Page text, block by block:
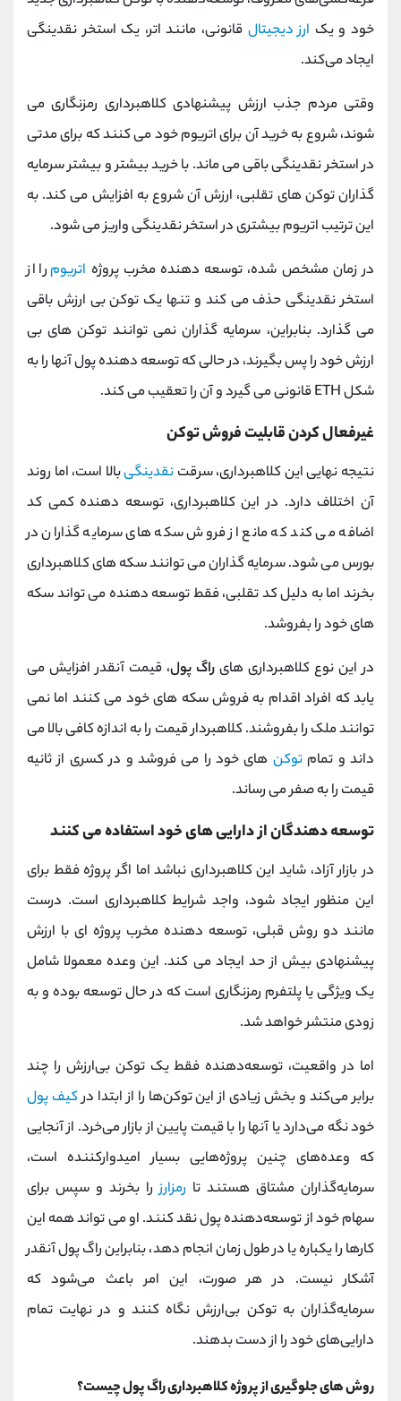
خود و یک ارز دیجیتال قانونی، مانند اتر، یک استخر نقدینگی
ایجاد می‌کند.
وقتی مردم جذب ارزش پیشنهادی کلاهبرداری رمزنگاری می
شوند، شروع به خرید آن برای اتریوم خود می کنند که برای مدتی
در استخر نقدینگی باقی می ماند. با خرید بیشتر و بیشتر سرمایه
گذاران توکن های تقلبی، ارزش آن شروع به افزایش می کند. به
این ترتیب اتریوم بیشتری در استخر نقدینگی واریز می شود.
در زمان مشخص شده، توسعه دهنده مخرب پروژه اتریوم را از
استخر نقدینگی حذف می کند و تنها یک توکن بی ارزش باقی
می گذارد. بنابراین، سرمایه گذاران نمی توانند توکن های بی
ارزش خود را پس بگیرند، در حالی که توسعه دهنده پول آنها را به
شکل ETH قانونی می گیرد و آن را تعقیب می کند.
غیرفعال کردن قابلیت فروش توکن
نتیجه نهایی این کلاهبرداری، سرقت نقدینگیبالا است، اما روند
آن اختلاف دارد. در این کلاهبرداری، توسعه دهنده کمی کد
اضافه می کند که مانع از فروش سکه های سرمایه گذاران در
بورس می شود. سرمایه گذاران می توانند سکه های کلاهبرداری
بخرند اما به دلیل کد تقلبی، فقط توسعه دهنده می تواند سکه
های خود را بفروشد.
در این نوع کلاهبرداری هایراگ پول، قیمت آنقدر افزایش می
یابد که افراد اقدام به فروش سکه های خود می کنند اما نمی
توانند ملک را بفروشند. کلاهبردار قیمت را به اندازه کافی بالا می
داند و تمامتوکن های خود را می فروشد و در کسری از ثانیه
قیمت را به صفر می رساند.
توسعه دهندگان از دارایی های خود استفاده می کنند
در بازار آزاد، شاید این کلاهبرداری نباشد اما اگر پروژه فقط برای
این منظور ایجاد شود، واجد شرایط کلاهبرداری است. درست
مانند دو روش قبلی، توسعه دهنده مخرب پروژه ای با ارزش
پیشنهادی بیش از حد ایجاد می کند. این وعده معمولا شامل
یک ویژگی یا پلتفرم رمزنگاری است که در حال توسعه بوده و به
زودی منتشر خواهد شد.
اما در واقعیت، توسعه‌دهنده فقط یک توکن بی‌ارزش را چند
برابر می‌کند و بخش زیادی از این توکن‌ها را از ابتدا درکیف پول
خود نگه می‌دارد یا آنها را با قیمت پایین از بازار می‌خرد. از آنجایی
که وعده‌های چنین پروژه‌هایی بسیار امیدوارکننده است،
سرمایه‌گذاران مشتاق هستند تا رمزارز را بخرند و سپس برای
سهام خود از توسعه‌دهنده پول نقد کنند. او می تواند همه این
کارها را یکباره یا در طول زمان انجام دهد، بنابراین راگ پول آنقدر
آشکار نیست. در هر صورت، این امر باعث می‌شود که
سرمایه‌گذاران به توکن بی‌ارزش نگاه کنند و در نهایت تمام
دارایی‌های خود را از دست بدهند.
روش های جلوگیری از پروژه کلاهبرداری راگ پول چیست؟